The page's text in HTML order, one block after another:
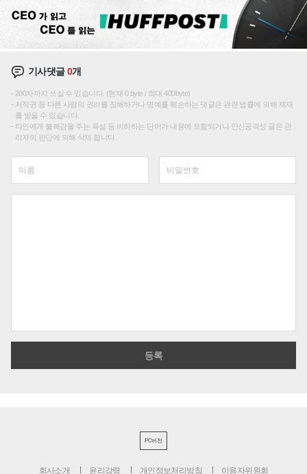
기사댓글0개
200자까지 쓰실 수 있습니다. (현재 0 byte / 최대 400byte)
저작권 등 다른 사람의 권리를 침해하거나 명예를 훼손하는 댓글은 관련 법률에 의해 제재
를 받을 수 있습니다.
타인에게 불쾌감을 주는 욕설 등 비하하는 단어가 내용에 포함되거나 인신공격성 글은 관
리자의 판단에 의해 삭제 합니다.
PC버전
회사소개 윤리강령 개인정보처리방침 이용자위원회